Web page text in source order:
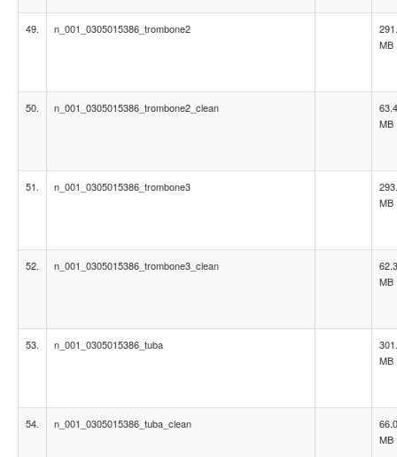
49. n_001_0305015386_trombone2
MB
50. n_001_0305015386_trombone2_clean
MB
51. n_001_0305015386_trombone3
MB
52. n_001_0305015386_trombone3_clean
MB
53. n_001_0305015386_tuba
MB
54. n_001_0305015386_tuba_clean
MB